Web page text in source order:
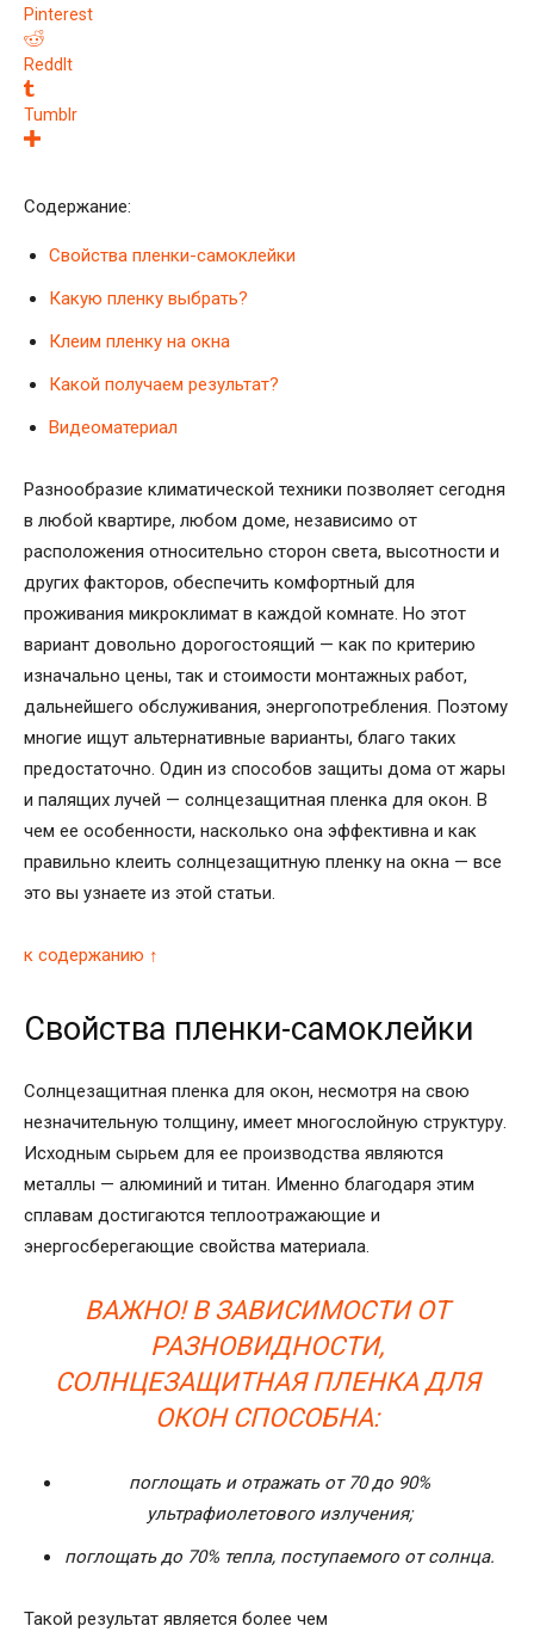
Pinterest
ReddIt
Tumblr
Содержание:
Свойства пленки-самоклейки
Какую пленку выбрать?
Клеим пленку на окна
Какой получаем результат?
Видеоматериал
Разнообразие климатической техники позволяет сегодня
в любой квартире, любом доме, независимо от
расположения относительно сторон света, высотности и
других факторов, обеспечить комфортный для
проживания микроклимат в каждой комнате. Но этот
вариант довольно дорогостоящий — как по критерию
изначально цены, так и стоимости монтажных работ,
дальнейшего обслуживания, энергопотребления. Поэтому
многие ищут альтернативные варианты, благо таких
предостаточно. Один из способов защиты дома от жары
и палящих лучей — солнцезащитная пленка для окон. В
чем ее особенности, насколько она эффективна и как
правильно клеить солнцезащитную пленку на окна — все
это вы узнаете из этой статьи.
к содержанию ↑
Свойства пленки-самоклейки
Солнцезащитная пленка для окон, несмотря на свою
незначительную толщину, имеет многослойную структуру.
Исходным сырьем для ее производства являются
металлы — алюминий и титан. Именно благодаря этим
сплавам достигаются теплоотражающие и
энергосберегающие свойства материала.
ВАЖНО! В ЗАВИСИМОСТИ ОТ
РАЗНОВИДНОСТИ,
СОЛНЦЕЗАЩИТНАЯ ПЛЕНКА ДЛЯ
ОКОН СПОСОБНА:
поглощать и отражать от 70 до 90%
ультрафиолетового излучения;
поглощать до 70% тепла, поступаемого от солнца.
Такой результат является более чем